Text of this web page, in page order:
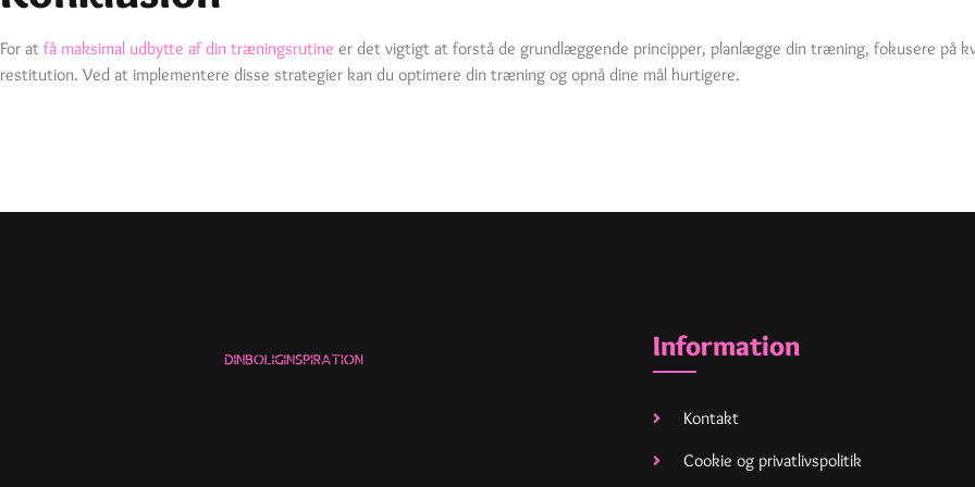
For at få maksimal udbytte af din træningsrutine er det vigtigt at forstå de grundlæggende principper, planlægge din træning, fokusere på
restitution. Ved at implementere disse strategier kan du optimere din træning og opnå dine mål hurtigere.
Information
Kontakt
Cookie og privatlivspolitik